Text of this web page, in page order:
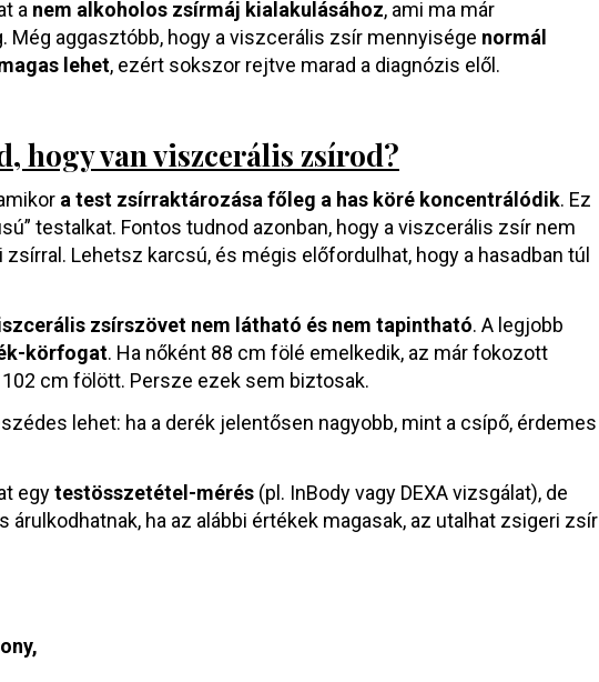
a nem alkoholos zsírmáj kialakulásához, ami ma már
Még aggasztóbb, hogy a viszcerális zsír mennyisége normál
lehet, ezért sokszor rejtve marad a diagnózis elől.
hogy van viszcerális zsírod?
a test zsírraktározása főleg a has köré koncentrálódik. Ez
testalkat. Fontos tudnod azonban, hogy a viszcerális zsír nem
zsírral. Lehetsz karcsú, és mégis előfordulhat, hogy a hasadban túl
zsírszövet nem látható és nem tapintható. A legjobb
körfogat. Ha nőként 88 cm fölé emelkedik, az már fokozott
cm fölött. Persze ezek sem biztosak.
lehet: ha a derék jelentősen nagyobb, mint a csípő, érdemes
egytestösszetétel-mérés (pl. InBody vagy DEXA vizsgálat), de
árulkodhatnak, ha az alábbi értékek magasak, az utalhat zsigeri zsír